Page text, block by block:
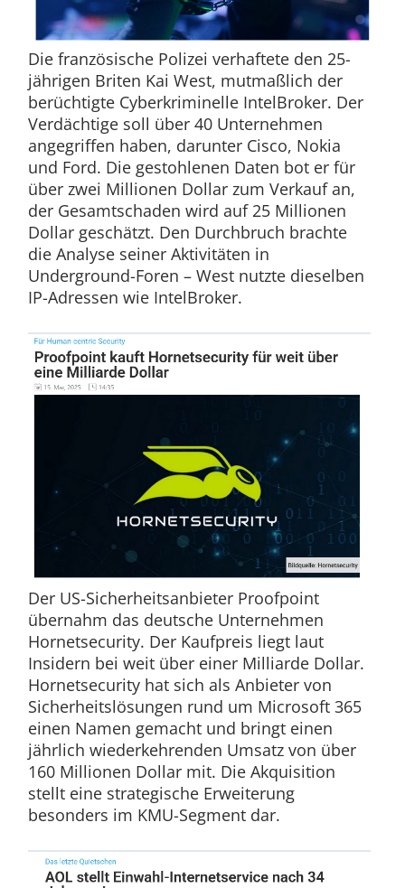
Die französische Polizei verhaftete den 25-
jährigen Briten Kai West, mutmaßlich der
berüchtigte Cyberkriminelle IntelBroker. Der
Verdächtige soll über 40 Unternehmen
angegriffen haben, darunter Cisco, Nokia
und Ford. Die gestohlenen Daten bot er für
über zwei Millionen Dollar zum Verkauf an,
der Gesamtschaden wird auf 25 Millionen
Dollar geschätzt. Den Durchbruch brachte
die Analyse seiner Aktivitäten in
Underground-Foren – West nutzte dieselben
IP-Adressen wie IntelBroker.
Der US-Sicherheitsanbieter Proofpoint
übernahm das deutsche Unternehmen
Hornetsecurity. Der Kaufpreis liegt laut
Insidern bei weit über einer Milliarde Dollar.
Hornetsecurity hat sich als Anbieter von
Sicherheitslösungen rund um Microsoft 365
einen Namen gemacht und bringt einen
jährlich wiederkehrenden Umsatz von über
160 Millionen Dollar mit. Die Akquisition
stellt eine strategische Erweiterung
besonders im KMU-Segment dar.